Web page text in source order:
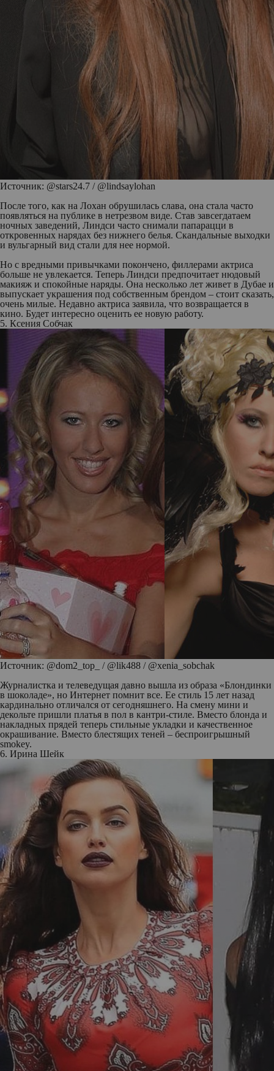
Источник: @stars24.7 / @lindsaylohan
После того, как на Лохан обрушилась слава, она стала часто
появляться на публике в нетрезвом виде. Став завсегдатаем
ночных заведений, Линдси часто снимали папарацци в
откровенных нарядах без нижнего белья. Скандальные выходки
и вульгарный вид стали для нее нормой.
Но с вредными привычками покончено, филлерами актриса
больше не увлекается. Теперь Линдси предпочитает нюдовый
макияж и спокойные наряды. Она несколько лет живет в Дубае и
выпускает украшения под собственным брендом – стоит сказать,
очень милые. Недавно актриса заявила, что возвращается в
кино. Будет интересно оценить ее новую работу.
5. Ксения Собчак
Источник: @dom2_top_ / @lik488 / @xenia_sobchak
Журналистка и телеведущая давно вышла из образа «Блондинки
в шоколаде», но Интернет помнит все. Ее стиль 15 лет назад
кардинально отличался от сегодняшнего. На смену мини и
декольте пришли платья в пол в кантри-стиле. Вместо блонда и
накладных прядей теперь стильные укладки и качественное
окрашивание. Вместо блестящих теней – беспроигрышный
smokey.
6. Ирина Шейк